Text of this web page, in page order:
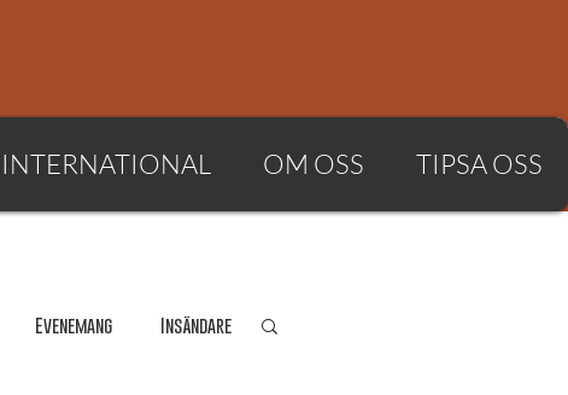
INTERNATIONAL OM OSS TIPSA OSS
Evenemang Insändare